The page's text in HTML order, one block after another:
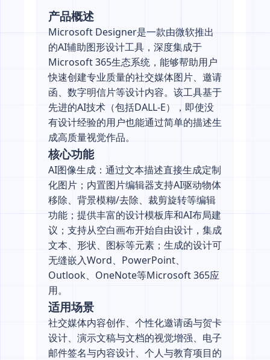
产品概述
Microsoft Designer是一款由微软推出
的AI辅助图形设计工具，深度集成于
Microsoft 365生态系统，能够帮助用户
快速创建专业质量的社交媒体图片、邀请
函、数字明信片等设计内容。该工具基于
先进的AI技术（包括DALL-E），即使没
有设计经验的用户也能通过简单的描述生
成高质量视觉作品。
核心功能
AI图像生成：通过文本描述直接生成定制
化图片；内置图片编辑器支持AI驱动物体
移除、背景模糊/去除、裁剪旋转等编辑
功能；提供丰富的设计模板库和AI布局建
议；支持从空白画布开始自由设计，集成
文本、形状、图标等元素；生成的设计可
无缝嵌入Word、PowerPoint、
Outlook、OneNote等Microsoft 365应
用。
适用场景
社交媒体内容创作、个性化邀请函与贺卡
设计、演示文稿与文档的视觉增强、电子
邮件签名与内容设计、个人与教育项目的